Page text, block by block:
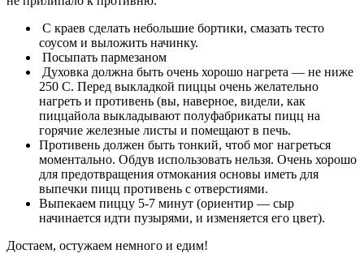
С краев сделать небольшие бортики, смазать тесто
соусом и выложить начинку.
Посыпать пармезаном
Духовка должна быть очень хорошо нагрета — не ниже
250 С. Перед выкладкой пиццы очень желательно
нагреть и противень (вы, наверное, видели, как
пиццайола выкладывают полуфабрикаты пицц на
горячие железные листы и помещают в печь.
Противень должен быть тонкий, чтоб мог нагреться
моментально. Обдув использовать нельзя. Очень хорошо
для предотвращения отмокания основы иметь для
выпечки пицц противень с отверстиями.
Выпекаем пиццу 5-7 минут (ориентир — сыр
начинается идти пузырями, и изменяется его цвет).
Достаем, остужаем немного и едим!